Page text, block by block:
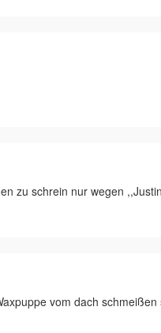
zu schrein nur wegen
vom dach